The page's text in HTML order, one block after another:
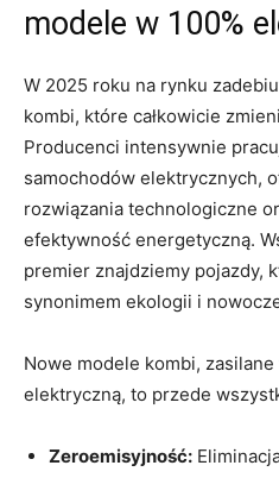
modele w⁢ 100%​
W⁢ 2025⁣ roku na‌ rynku
kombi, które całkowicie
Producenci intensywnie
samochodów elektrycznych,
rozwiązania ⁣technologiczne
efektywność energetyczną.
premier znajdziemy pojazdy,
synonimem ​ekologii i
Nowe modele kombi, zasilane
elektryczną, to przede
Zeroemisyjność: